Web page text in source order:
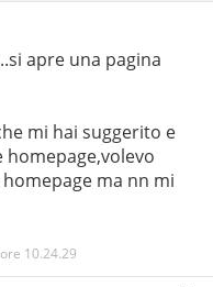
apre una pagina
mi hai suggerito e
homepage,volevo
ma nn mi
10.24.29